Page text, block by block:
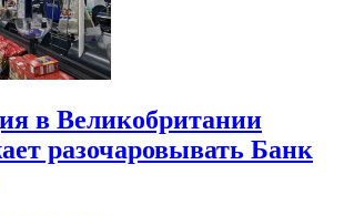
в Великобритании
разочаровывать Банк